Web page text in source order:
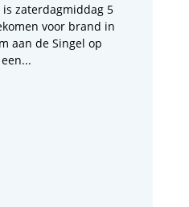
zaterdagmiddag 5
voor brand in
aan de Singel op